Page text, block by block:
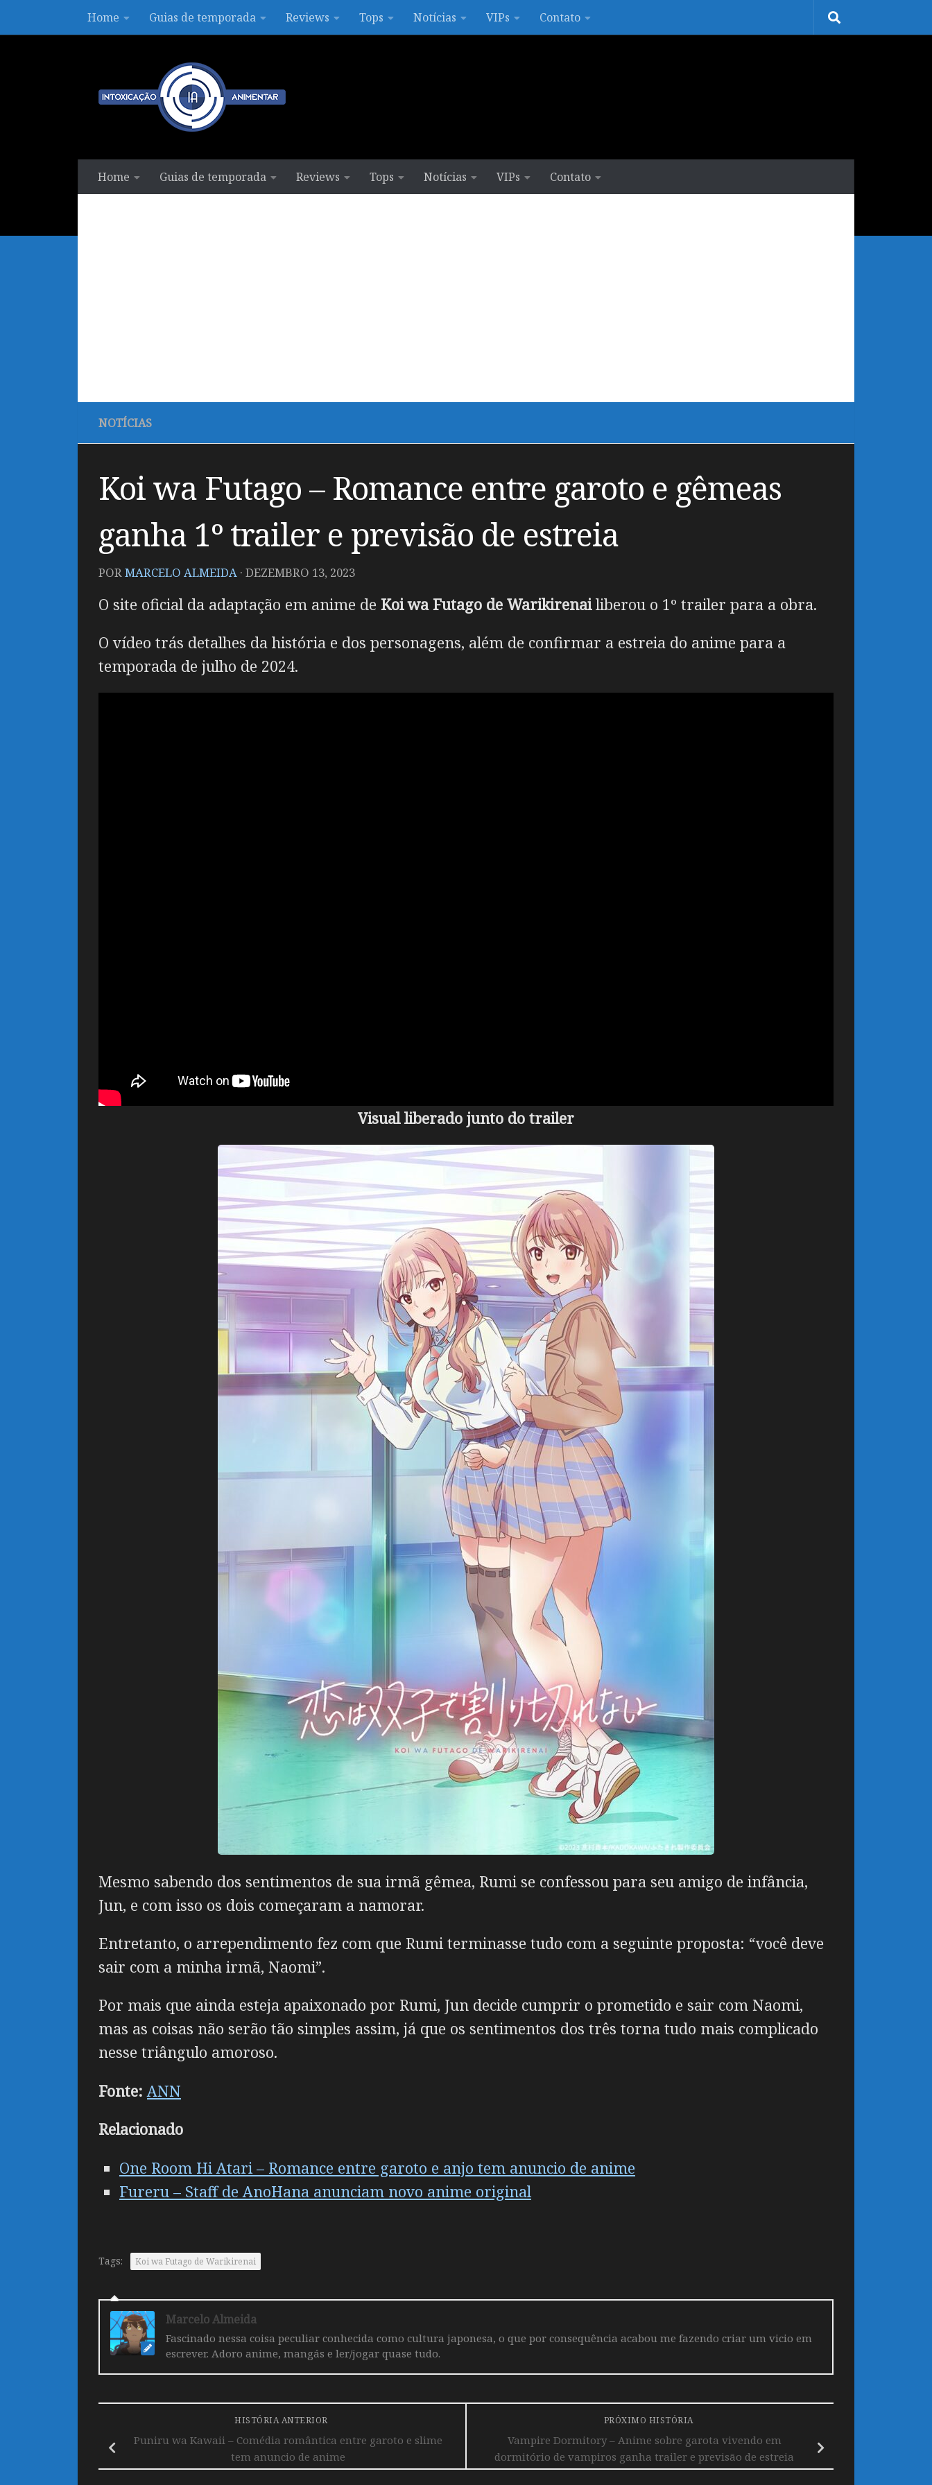
Skip to contentHome Guias de temporada Reviews Tops Notícias VIPs Contato
Home Guias de temporada Reviews Tops Notícias VIPs Contato
NOTÍCIAS
Koi wa Futago – Romance entre garoto e gêmeas
ganha 1º trailer e previsão de estreia
PORMARCELO ALMEIDA · DEZEMBRO 13, 2023
O site oficial da adaptação em anime de Koi wa Futago de Warikirenailiberou o 1º trailer para a obra.
O vídeo trás detalhes da história e dos personagens, além de confirmar a estreia do anime para a
temporada de julho de 2024.
Visual liberado junto do trailer
Mesmo sabendo dos sentimentos de sua irmã gêmea, Rumi se confessou para seu amigo de infância,
Jun, e com isso os dois começaram a namorar.
Entretanto, o arrependimento fez com que Rumi terminasse tudo com a seguinte proposta: “você deve
sair com a minha irmã, Naomi”.
Por mais que ainda esteja apaixonado por Rumi, Jun decide cumprir o prometido e sair com Naomi,
mas as coisas não serão tão simples assim, já que os sentimentos dos três torna tudo mais complicado
nesse triângulo amoroso.
Fonte: ANN
Relacionado
One Room Hi Atari – Romance entre garoto e anjo tem anuncio de anime
Fureru – Staff de AnoHana anunciam novo anime original
Tags: Koi wa Futago de Warikirenai
Marcelo Almeida
Fascinado nessa coisa peculiar conhecida como cultura japonesa, o que por consequência acabou me fazendo criar um vicio em
escrever. Adoro anime, mangás e ler/jogar quase tudo.
PRÓXIMO HISTÓRIA
Vampire Dormitory – Anime sobre garota vivendo em
dormitório de vampiros ganha trailer e previsão de estreia
HISTÓRIA ANTERIOR
Puniru wa Kawaii – Comédia romântica entre garoto e slime
tem anuncio de anime